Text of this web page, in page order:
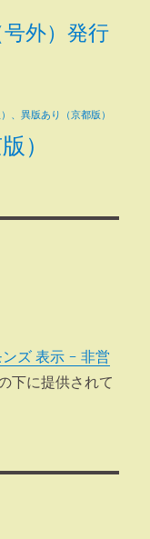
外）発行
、異版あり（京都版）
）
ズ 表示 - 非営
下に提供されて